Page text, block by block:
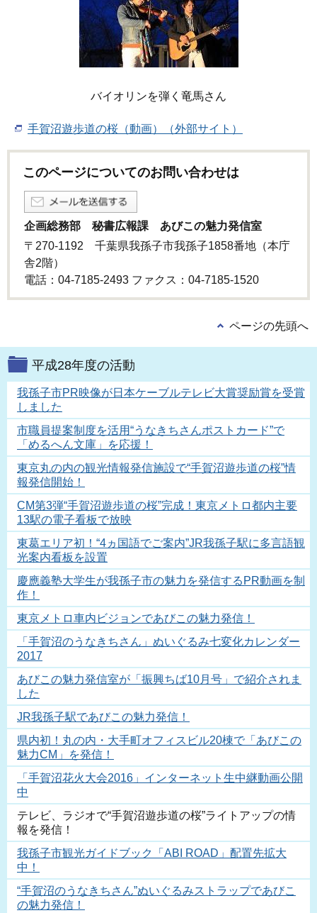
バイオリンを弾く竜馬さん
手賀沼遊歩道の桜（動画）（外部サイト）
このページについてのお問い合わせは
企画総務部 秘書広報課 あびこの魅力発信室
〒270-1192 千葉県我孫子市我孫子1858番地（本庁
舎2階）
電話：04-7185-2493 ファクス：04-7185‐1520
ページの先頭へ
平成28年度の活動
我孫子市PR映像が日本ケーブルテレビ大賞奨励賞を受賞
しました
市職員提案制度を活用“うなきちさんポストカード”で
「めるへん文庫」を応援！
東京丸の内の観光情報発信施設で“手賀沼遊歩道の桜”情
報発信開始！
CM第3弾“手賀沼遊歩道の桜”完成！東京メトロ都内主要
13駅の電子看板で放映
東葛エリア初！“4ヵ国語でご案内”JR我孫子駅に多言語観
光案内看板を設置
慶應義塾大学生が我孫子市の魅力を発信するPR動画を制
作！
東京メトロ車内ビジョンであびこの魅力発信！
「手賀沼のうなきちさん」ぬいぐるみ七変化カレンダー
2017
あびこの魅力発信室が「振興ちば10月号」で紹介されま
した
JR我孫子駅であびこの魅力発信！
県内初！丸の内・大手町オフィスビル20棟で「あびこの
魅力CM」を発信！
「手賀沼花火大会2016」インターネット生中継動画公開
中
テレビ、ラジオで“手賀沼遊歩道の桜”ライトアップの情
報を発信！
我孫子市観光ガイドブック「ABI ROAD」配置先拡大
中！
“手賀沼のうなきちさん”ぬいぐるみストラップであびこ
の魅力発信！